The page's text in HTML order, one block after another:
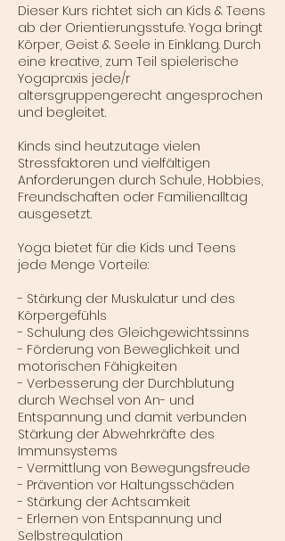
Dieser Kurs richtet sich an Kids & Teens
ab der Orientierungsstufe. Yoga bringt
Körper, Geist & Seele in Einklang. Durch
eine kreative, zum Teil spielerische
Yogapraxis jede/r
altersgruppengerecht angesprochen
und begleitet.
Kinds sind heutzutage vielen
Stressfaktoren und vielfältigen
Anforderungen durch Schule, Hobbies,
Freundschaften oder Familienalltag
ausgesetzt.
Yoga bietet für die Kids und Teens
jede Menge Vorteile:
- Stärkung der Muskulatur und des
Körpergefühls
- Schulung des Gleichgewichtssinns
- Förderung von Beweglichkeit und
motorischen Fähigkeiten
- Verbesserung der Durchblutung
durch Wechsel von An- und
Entspannung und damit verbunden
Stärkung der Abwehrkräfte des
Immunsystems
- Vermittlung von Bewegungsfreude
- Prävention vor Haltungsschäden
- Stärkung der Achtsamkeit
- Erlernen von Entspannung und
Selbstregulation